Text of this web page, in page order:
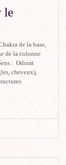
le
de la base,
de la colonne
: Odorat
cheveux),